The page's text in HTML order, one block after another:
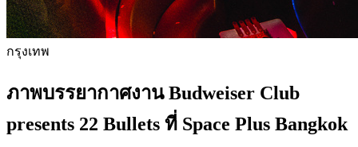
กรุงเทพ
ภาพบรรยากาศงาน Budweiser Club
presents 22 Bullets ที่ Space Plus Bangkok